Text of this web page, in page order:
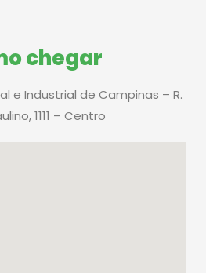
chegar
e Industrial de Campinas – R.
1111 – Centro